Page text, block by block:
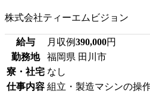
株式会社ティーエムビジョン
給与 月収例390,000円
勤務地
福岡県 田川市
寮・社宅 なし
仕事内容 組立・製造マシンの操